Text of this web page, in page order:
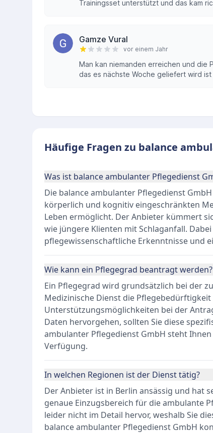
Trainingsset unterstützt und das kam
Gamze Vural
vor einem Jahr
Man kan niemanden erreichen und die
das es nächste Woche geliefert wird
Häufige Fragen zu balance
Was ist balance ambulanter Pflegedienst
Die balance ambulanter Pflegedienst
körperlich und kognitiv eingeschränkten
Leben ermöglicht. Der Anbieter kümmert
wie jüngere Klienten mit Schlaganfall.
pflegewissenschaftliche Erkenntnisse und
Wie kann ein Pflegegrad beantragt werden?
Ein Pflegegrad wird grundsätzlich bei der
Medizinische Dienst die
Unterstützungsmöglichkeiten bei der
Daten hervorgehen, sollten Sie diese
ambulanter Pflegedienst GmbH steht
Verfügung.
In welchen Regionen ist der Dienst tätig?
Der Anbieter ist in Berlin ansässig und hat
genaue Einzugsbereich für die ambulante
leider nicht im Detail hervor, weshalb Sie
balance ambulanter Pflegedienst GmbH